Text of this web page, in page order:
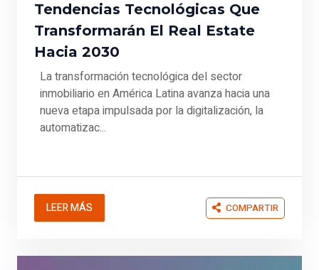
Tendencias Tecnológicas Que
Transformarán El Real Estate
Hacia 2030
La transformación tecnológica del sector
inmobiliario en América Latina avanza hacia una
nueva etapa impulsada por la digitalización, la
automatizac...
LEER MÁS COMPARTIR